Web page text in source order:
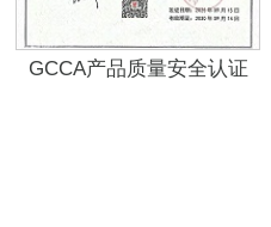
GCCA产品质量安全认证